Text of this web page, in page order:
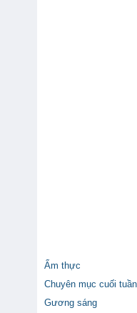
Ẩm thực
Chuyên mục cuối tuần
Gương sáng